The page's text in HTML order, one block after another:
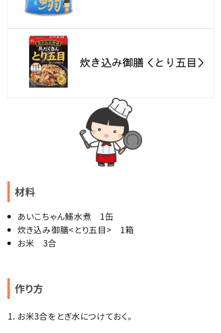
材料
あいこちゃん鰯水煮 1缶
炊き込み御膳<とり五目> 1箱
お米 3合
作り方
お米3合をとぎ水につけておく。